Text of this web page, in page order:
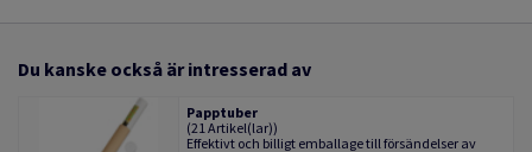
Du kanske också är intresserad av
Papptuber
(21 Artikel(lar))
Effektivt och billigt emballage till försändelser av